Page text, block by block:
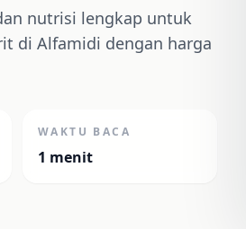
nutrisi lengkap untuk
di Alfamidi dengan harga
WAKTU BACA
1 menit